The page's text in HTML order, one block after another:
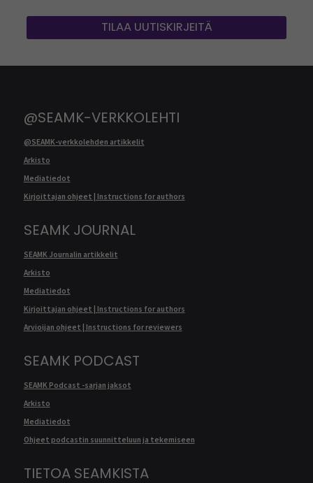
TILAA UUTISKIRJEITÄ
@SEAMK-VERKKOLEHTI
@SEAMK-verkkolehden artikkelit
Arkisto
Mediatiedot
Kirjoittajan ohjeet | Instructions for authors
SEAMK JOURNAL
SEAMK Journalin artikkelit
Arkisto
Mediatiedot
Kirjoittajan ohjeet | Instructions for authors
Arvioijan ohjeet | Instructions for reviewers
SEAMK PODCAST
SEAMK Podcast -sarjan jaksot
Arkisto
Mediatiedot
Ohjeet podcastin suunnitteluun ja tekemiseen
TIETOA SEAMKISTA